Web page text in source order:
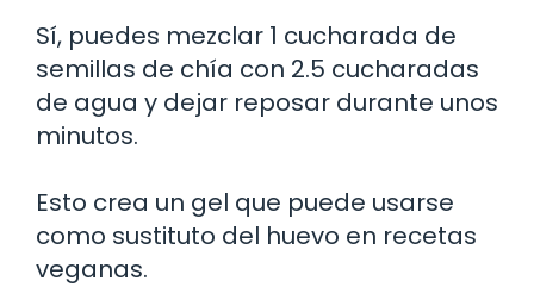
Sí, puedes mezclar 1 cucharada de
semillas de chía con 2.5 cucharadas
de agua y dejar reposar durante unos
minutos.
Esto crea un gel que puede usarse
como sustituto del huevo en recetas
veganas.